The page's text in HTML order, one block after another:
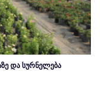
და სურნელება